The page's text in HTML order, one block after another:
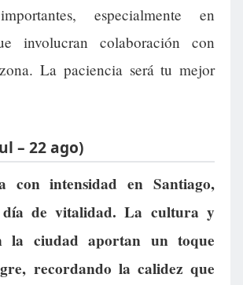
especialmente en
involucran colaboración con
La paciencia será tu mejor
– 22 ago)
intensidad en Santiago,
de vitalidad. La cultura y
la ciudad aportan un toque
recordando la calidez que